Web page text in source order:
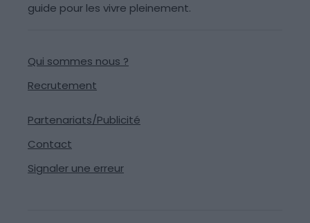
guide pour les vivre pleinement.
Qui sommes nous ?
Recrutement
Partenariats/Publicité
Contact
Signaler une erreur